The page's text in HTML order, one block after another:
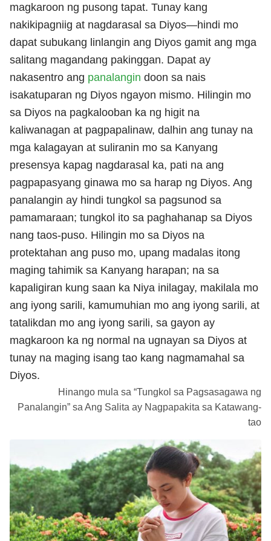
magkaroon ng pusong tapat. Tunay kang
nakikipagniig at nagdarasal sa Diyos—hindi mo
dapat subukang linlangin ang Diyos gamit ang mga
salitang magandang pakinggan. Dapat ay
nakasentro ang panalangin doon sa nais
isakatuparan ng Diyos ngayon mismo. Hilingin mo
sa Diyos na pagkalooban ka ng higit na
kaliwanagan at pagpapalinaw, dalhin ang tunay na
mga kalagayan at suliranin mo sa Kanyang
presensya kapag nagdarasal ka, pati na ang
pagpapasyang ginawa mo sa harap ng Diyos. Ang
panalangin ay hindi tungkol sa pagsunod sa
pamamaraan; tungkol ito sa paghahanap sa Diyos
nang taos-puso. Hilingin mo sa Diyos na
protektahan ang puso mo, upang madalas itong
maging tahimik sa Kanyang harapan; na sa
kapaligiran kung saan ka Niya inilagay, makilala mo
ang iyong sarili, kamumuhian mo ang iyong sarili, at
tatalikdan mo ang iyong sarili, sa gayon ay
magkaroon ka ng normal na ugnayan sa Diyos at
tunay na maging isang tao kang nagmamahal sa
Diyos.
Hinango mula sa “Tungkol sa Pagsasagawa ng
Panalangin” sa Ang Salita ay Nagpapakita sa Katawang-
tao